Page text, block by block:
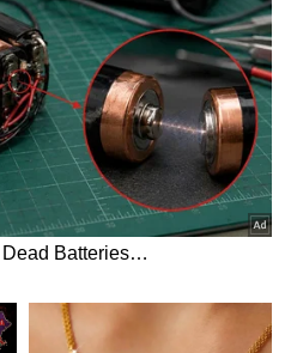
ವರದಿಯನ್ನಾಧರಿಸಿ
ಅಧಿಕಾರಿಗಳ ವಿರುದ್ಧ
Misconduct -
ದುರ್ನಡತೆ) ಕಾಯ್ದೆಯಡಿ
ದಾಖಲಿಸಿಕೊಂಡಿದ್ದಾರೆ.
ಅಡಿಯಲ್ಲೇ ಇಷ್ಟೊಂದು
ಇಲಾಖೆಯ ಒಳಗಣ್ಣು
ದಾಳಿಯಿಂದಾಗಿ
ವಲಯದಲ್ಲಿ